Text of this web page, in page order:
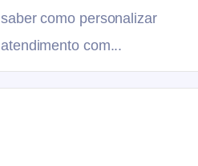
saber como personalizar
atendimento com...